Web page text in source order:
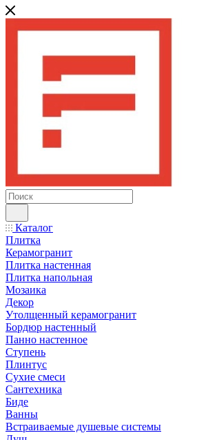
Каталог
Плитка
Керамогранит
Плитка настенная
Плитка напольная
Мозаика
Декор
Утолщенный керамогранит
Бордюр настенный
Панно настенное
Ступень
Плинтус
Сухие смеси
Сантехника
Биде
Ванны
Встраиваемые душевые системы